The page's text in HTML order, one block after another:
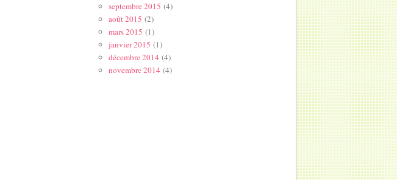
septembre 2015 (4)
août 2015 (2)
mars 2015 (1)
janvier 2015 (1)
décembre 2014 (4)
novembre 2014 (4)